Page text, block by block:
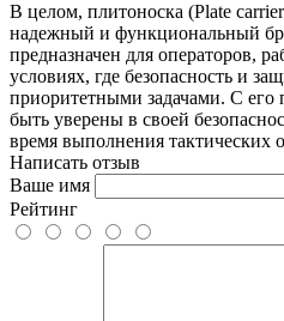
В целом, плитоноска (Plate
надежный и функциональный
предназначен для операторов,
условиях, где безопасность и
приоритетными задачами. С
быть уверены в своей
время выполнения тактических
Написать отзыв
Ваше имя
Рейтинг